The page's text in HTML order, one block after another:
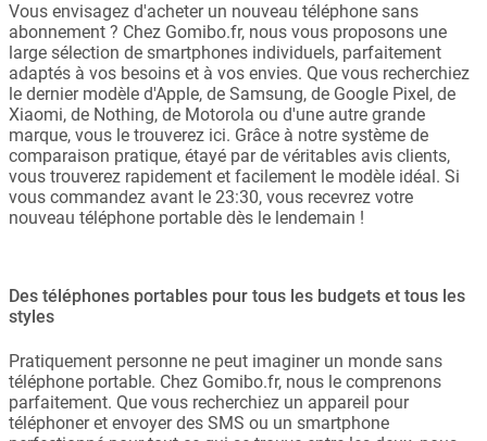
Vous envisagez d'acheter un nouveau téléphone sans
abonnement ? Chez Gomibo.fr, nous vous proposons une
large sélection de smartphones individuels, parfaitement
adaptés à vos besoins et à vos envies. Que vous recherchiez
le dernier modèle d'Apple, de Samsung, de Google Pixel, de
Xiaomi, de Nothing, de Motorola ou d'une autre grande
marque, vous le trouverez ici. Grâce à notre système de
comparaison pratique, étayé par de véritables avis clients,
vous trouverez rapidement et facilement le modèle idéal. Si
vous commandez avant le 23:30, vous recevrez votre
nouveau téléphone portable dès le lendemain !
Des téléphones portables pour tous les budgets et tous les
styles
Pratiquement personne ne peut imaginer un monde sans
téléphone portable. Chez Gomibo.fr, nous le comprenons
parfaitement. Que vous recherchiez un appareil pour
téléphoner et envoyer des SMS ou un smartphone